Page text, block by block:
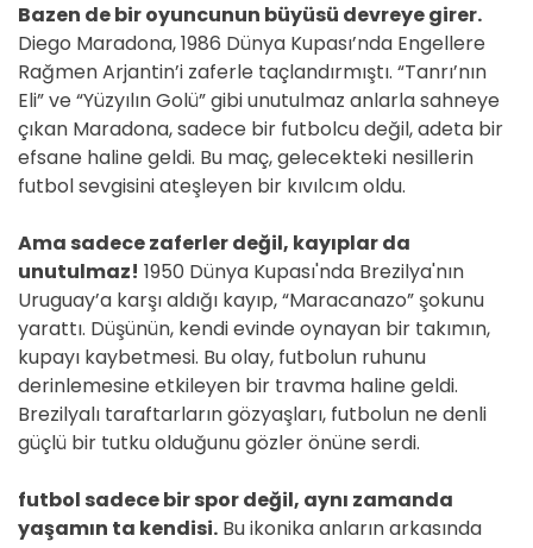
Bazen de bir oyuncunun büyüsü devreye girer.
Diego Maradona, 1986 Dünya Kupası’nda Engellere
Rağmen Arjantin’i zaferle taçlandırmıştı. “Tanrı’nın
Eli” ve “Yüzyılın Golü” gibi unutulmaz anlarla sahneye
çıkan Maradona, sadece bir futbolcu değil, adeta bir
efsane haline geldi. Bu maç, gelecekteki nesillerin
futbol sevgisini ateşleyen bir kıvılcım oldu.
Ama sadece zaferler değil, kayıplar da
unutulmaz! 1950 Dünya Kupası'nda Brezilya'nın
Uruguay’a karşı aldığı kayıp, “Maracanazo” şokunu
yarattı. Düşünün, kendi evinde oynayan bir takımın,
kupayı kaybetmesi. Bu olay, futbolun ruhunu
derinlemesine etkileyen bir travma haline geldi.
Brezilyalı taraftarların gözyaşları, futbolun ne denli
güçlü bir tutku olduğunu gözler önüne serdi.
futbol sadece bir spor değil, aynı zamanda
yaşamın ta kendisi. Bu ikonika anların arkasında